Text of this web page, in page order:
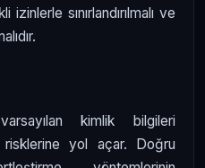
izinlerle sınırlandırılmalı ve
kimlik bilgileri
yol açar. Doğru